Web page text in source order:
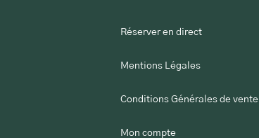
Réserver en direct
Mentions Légales
Conditions Générales de vente
Mon compte